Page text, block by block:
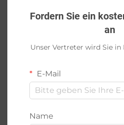
Fordern Sie ein
an
Unser Vertreter wird Sie in
E-Mail
Name